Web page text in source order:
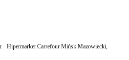
Hipermarket Carrefour Mińsk Mazowiecki,